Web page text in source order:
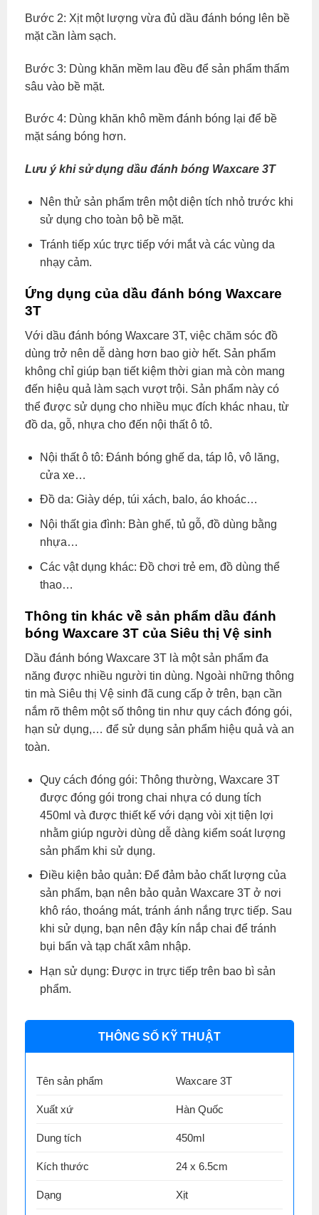
Bước 2: Xịt một lượng vừa đủ dầu đánh bóng lên bề
mặt cần làm sạch.
Bước 3: Dùng khăn mềm lau đều để sản phẩm thấm
sâu vào bề mặt.
Bước 4: Dùng khăn khô mềm đánh bóng lại để bề
mặt sáng bóng hơn.
Lưu ý khi sử dụng dầu đánh bóng Waxcare 3T
Nên thử sản phẩm trên một diện tích nhỏ trước khi
sử dụng cho toàn bộ bề mặt.
Tránh tiếp xúc trực tiếp với mắt và các vùng da
nhạy cảm.
Ứng dụng của dầu đánh bóng Waxcare
3T
Với dầu đánh bóng Waxcare 3T, việc chăm sóc đồ
dùng trở nên dễ dàng hơn bao giờ hết. Sản phẩm
không chỉ giúp bạn tiết kiệm thời gian mà còn mang
đến hiệu quả làm sạch vượt trội. Sản phẩm này có
thể được sử dụng cho nhiều mục đích khác nhau, từ
đồ da, gỗ, nhựa cho đến nội thất ô tô.
Nội thất ô tô: Đánh bóng ghế da, táp lô, vô lăng,
cửa xe…
Đồ da: Giày dép, túi xách, balo, áo khoác…
Nội thất gia đình: Bàn ghế, tủ gỗ, đồ dùng bằng
nhựa…
Các vật dụng khác: Đồ chơi trẻ em, đồ dùng thể
thao…
Thông tin khác về sản phẩm dầu đánh
bóng Waxcare 3T của Siêu thị Vệ sinh
Dầu đánh bóng Waxcare 3T là một sản phẩm đa
năng được nhiều người tin dùng. Ngoài những thông
tin mà Siêu thị Vệ sinh đã cung cấp ở trên, bạn cần
nắm rõ thêm một số thông tin như quy cách đóng gói,
hạn sử dụng,… để sử dụng sản phẩm hiệu quả và an
toàn.
Quy cách đóng gói: Thông thường, Waxcare 3T
được đóng gói trong chai nhựa có dung tích
450ml và được thiết kế với dạng vòi xịt tiện lợi
nhằm giúp người dùng dễ dàng kiểm soát lượng
sản phẩm khi sử dụng.
Điều kiện bảo quản: Để đảm bảo chất lượng của
sản phẩm, bạn nên bảo quản Waxcare 3T ở nơi
khô ráo, thoáng mát, tránh ánh nắng trực tiếp. Sau
khi sử dụng, bạn nên đậy kín nắp chai để tránh
bụi bẩn và tạp chất xâm nhập.
Hạn sử dụng: Được in trực tiếp trên bao bì sản
phẩm.
THÔNG SỐ KỸ THUẬT
Tên sản phẩm Waxcare 3T
Xuất xứ Hàn Quốc
Dung tích 450ml
Kích thước 24 x 6.5cm
Dạng Xịt